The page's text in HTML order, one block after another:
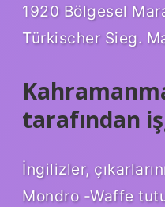
1920 Bölgesel
Türkischer Sieg.
tarafından
İngilizler,
Mondro -Waffe